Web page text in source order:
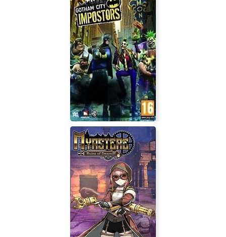
Blair Witch Volume 2: The Legend
of Coffin Rock
Gotham City Impostors Free to Play